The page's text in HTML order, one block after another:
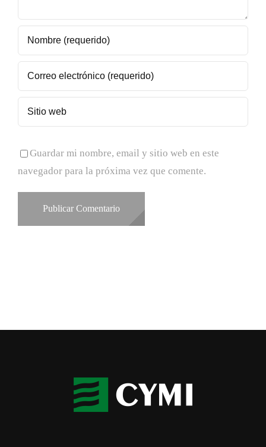
Guardar mi nombre, email y sitio web en este
navegador para la próxima vez que comente.